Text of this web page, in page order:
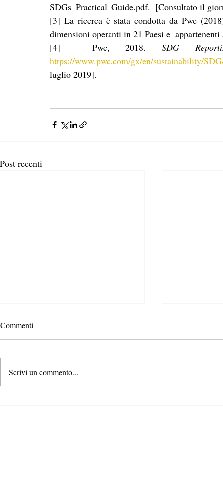
SDGs_Practical_Guide.pdf. [Consultato il
[3] La ricerca è stata condotta da Pwc
dimensioni operanti in 21 Paesi e
[4]  Pwc, 2018. SDG
https://www.pwc.com/gx/en/sustainability/
luglio 2019].
Post recenti
Commenti
Scrivi un commento...